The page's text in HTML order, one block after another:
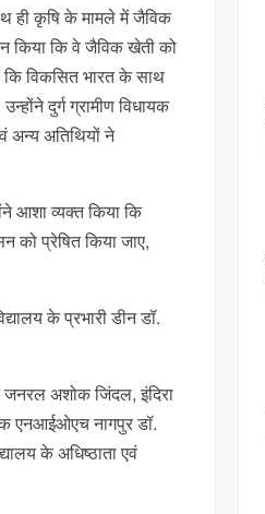
ही कृषि के मामले में जैविक
किया कि वे जैविक खेती को
कि विकसित भारत के साथ
दुर्ग ग्रामीण विधायक
अन्य अतिथियों ने
आशा व्यक्त किया कि
को प्रेषित किया जाए,
के प्रभारी डीन डॉ.
अशोक जिंदल, इंदिरा
एनआईओएच नागपुर डॉ.
के अधिष्ठाता एवं